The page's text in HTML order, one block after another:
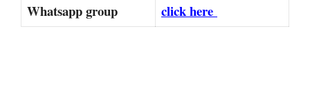
Whatsapp group
click here